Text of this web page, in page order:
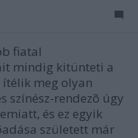
fiatal
mindig kitünteti a
ítélik meg olyan
színész-rendezõ úgy
és ez egyik
született már